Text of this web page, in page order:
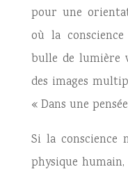
pour une
où la
bulle de lumière
des images
« Dans une
Si la conscience
physique